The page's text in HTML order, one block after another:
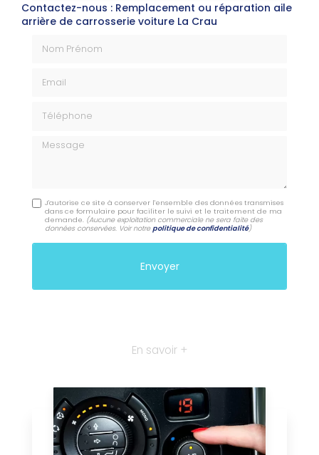
Contactez-nous : Remplacement ou réparation aile
arrière de carrosserie voiture La Crau
Message
J'autorise ce site à conserver l'ensemble des données transmises
dans ce formulaire pour faciliter le suivi et le traitement de ma
demande. (Aucune exploitation commerciale ne sera faite des
données conservées. Voir notre politique de confidentialité)
En savoir +